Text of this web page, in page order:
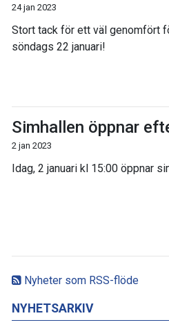
Nyheter som RSS-flöde
NYHETSARKIV
24 jan 2023
Stort tack för ett väl genomfört
söndags 22 januari!
Simhallen öppnar
2 jan 2023
Idag, 2 januari kl 15:00 öppnar